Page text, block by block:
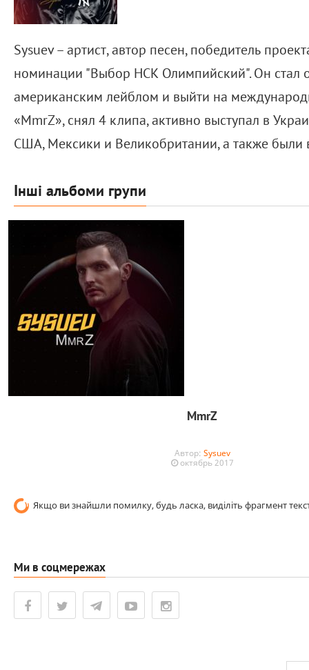
Sysuev – артист, автор песен, победитель
номинации "Выбор НСК Олимпийский". Он стал
американским лейблом и выйти на
«MmrZ», снял 4 клипа, активно выступал в
США, Мексики и Великобритании, а также были
Інші альбоми групи
MmrZ
Автор: Sysuev
октябрь 2017
Якщо ви знайшли помилку, будь ласка, виділіть фрагмент
Ми в соцмережах